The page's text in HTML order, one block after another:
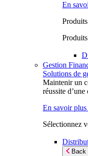
En
Gestion
Solutions de
Maintenir un
réussite d’une
En savoir plus
Sélectionnez
Back